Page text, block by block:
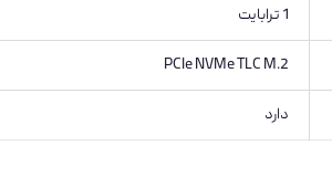
1 ترابایت
PCIe NVMe TLC M.2
دارد